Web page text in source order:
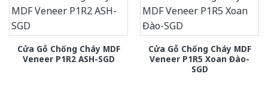
Cửa Gỗ Chống Cháy MDF
Veneer P1R2 ASH-SGD
Cửa Gỗ Chống Cháy MDF
Veneer P1R5 Xoan Đào-
SGD